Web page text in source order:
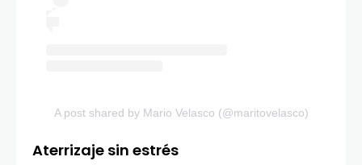
A post shared by Mario Velasco (@maritovelasco)
Aterrizaje sin estrés